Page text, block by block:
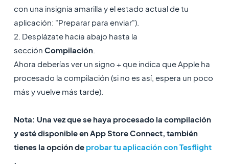
con una insignia amarilla y el estado actual de tu
aplicación: "Preparar para enviar").
2. Desplázate hacia abajo hasta la
sección Compilación.
Ahora deberías ver un signo + que indica que Apple ha
procesado la compilación (si no es así, espera un poco
más y vuelve más tarde).
Nota: Una vez que se haya procesado la compilación
y esté disponible en App Store Connect, también
tienes la opción de probar tu aplicación con Tesflight
.